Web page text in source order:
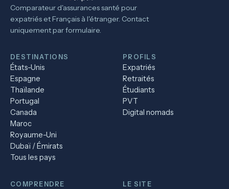
Comparateur d'assurances santé pour
expatriés et Français à l'étranger. Contact
uniquement par formulaire.
DESTINATIONS
États-Unis
Espagne
Thaïlande
Portugal
Canada
Maroc
Royaume-Uni
Dubaï / Émirats
Tous les pays
PROFILS
Expatriés
Retraités
Étudiants
PVT
Digital nomads
COMPRENDRE LE SITE